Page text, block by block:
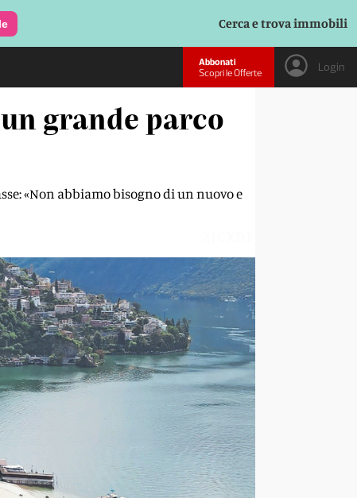
Cerca e trova immobili
Abbonati
Scopri le Offerte
Login
grande parco
«Non abbiamo bisogno di un nuovo e